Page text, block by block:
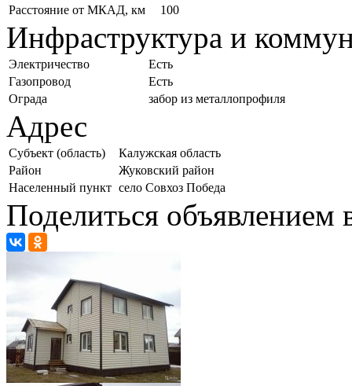
Расстояние от МКАД, км
100
Инфраструктура и
Электричество
Есть
Газопровод
Есть
Ограда
забор из металлопрофиля
Адрес
Субъект (область)
Калужская область
Район
Жуковский район
Населенный пункт село Совхоз Победа
Поделиться объявлением